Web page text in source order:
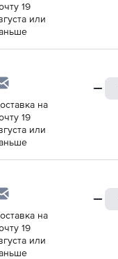
19
или
на
19
или
на
19
или